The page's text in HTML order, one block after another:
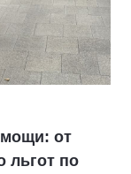
от
льгот по